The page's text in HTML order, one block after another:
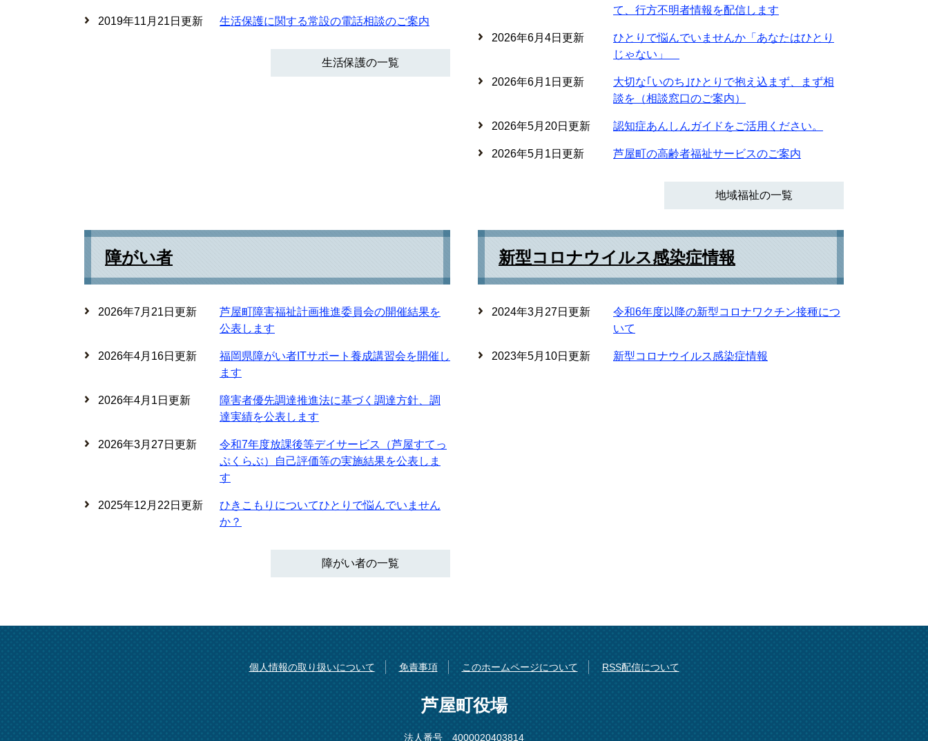
2019年11月21日更新 生活保護に関する常設の電話相談のご案内
生活保護の一覧
て、行方不明者情報を配信します
2026年6月4日更新
ひとりで悩んでいませんか「あなたはひとり
じゃない」
2026年6月1日更新
大切な｢いのち｣ひとりで抱え込まず、まず相
談を（相談窓口のご案内）
2026年5月20日更新 認知症あんしんガイドをご活用ください。
2026年5月1日更新 芦屋町の高齢者福祉サービスのご案内
地域福祉の一覧
障がい者
2026年7月21日更新
芦屋町障害福祉計画推進委員会の開催結果を
公表します
2026年4月16日更新
福岡県障がい者ITサポート養成講習会を開催し
ます
2026年4月1日更新
障害者優先調達推進法に基づく調達方針、調
達実績を公表します
2026年3月27日更新
令和7年度放課後等デイサービス（芦屋すてっ
ぷくらぶ）自己評価等の実施結果を公表しま
す
2025年12月22日更新
ひきこもりについてひとりで悩んでいません
か？
障がい者の一覧
新型コロナウイルス感染症情報
2024年3月27日更新
令和6年度以降の新型コロナワクチン接種につ
いて
2023年5月10日更新 新型コロナウイルス感染症情報
個人情報の取り扱いについて 免責事項 このホームページについて RSS配信について
芦屋町役場
法人番号 4000020403814